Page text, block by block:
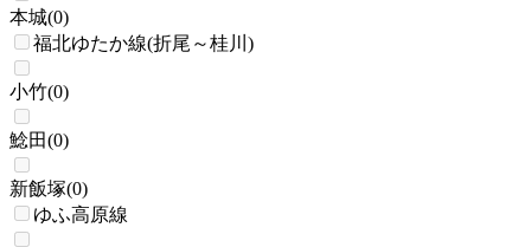
本城(0)
福北ゆたか線(折尾～桂川)
小竹(0)
鯰田(0)
新飯塚(0)
ゆふ高原線